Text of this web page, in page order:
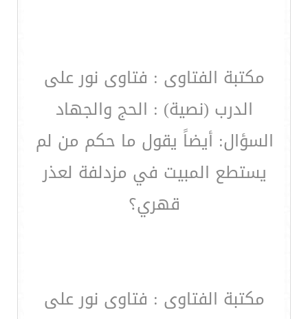
مكتبة الفتاوى : فتاوى نور على
الدرب (نصية) : الحج والجهاد
السؤال: أيضاً يقول ما حكم من لم
يستطع المبيت في مزدلفة لعذر
قهري؟
مكتبة الفتاوى : فتاوى نور على